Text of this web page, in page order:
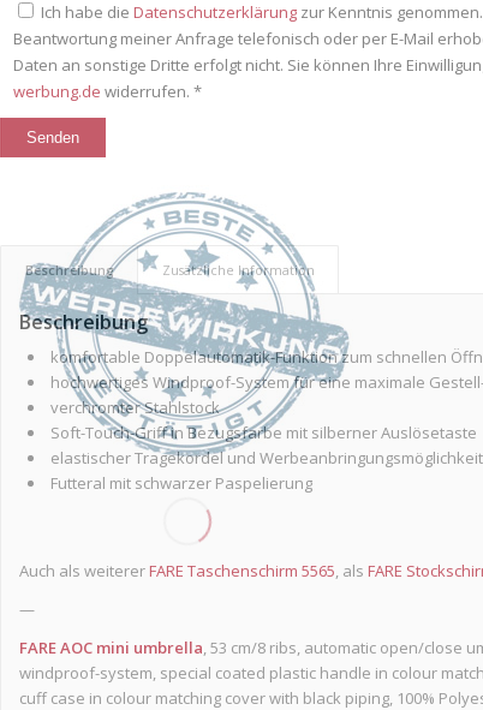
Ich habe dieDatenschutzerklärung zur Kenntnis
Beantwortung meiner Anfrage telefonisch oder per E-Mail
Daten an sonstige Dritte erfolgt nicht. Sie können Ihre
werbung.de widerrufen. *
Beschreibung Zusätzliche Information
Beschreibung
komfortable Doppelautomatik-Funktion zum schnellen
hochwertiges Windproof-System für eine maximale
verchromter Stahlstock
Soft-Touch-Griff in Bezugsfarbe mit silberner Auslösetaste
elastischer Tragekordel und Werbeanbringungsmöglichkeit
Futteral mit schwarzer Paspelierung
Auch als weiterer FARE Taschenschirm 5565, als FARE
—
FARE AOC mini umbrella, 53 cm/8 ribs, automatic open/close
windproof-system, special coated plastic handle in colour
cuff case in colour matching cover with black piping, 100%